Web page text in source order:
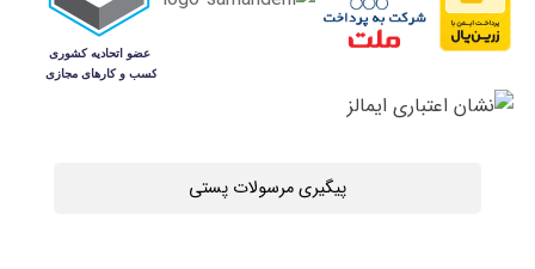
پیگیری مرسولات پستی